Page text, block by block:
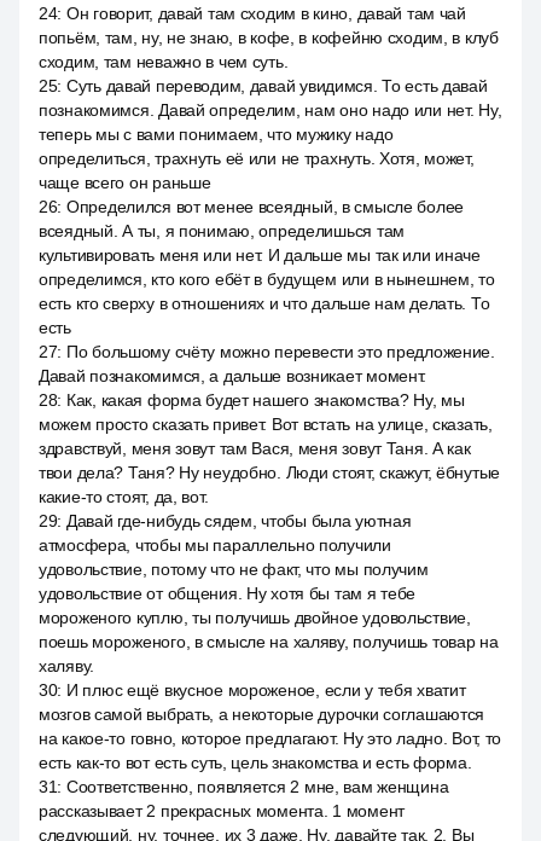
24: Он говорит, давай там сходим в кино, давай там чай
попьём, там, ну, не знаю, в кофе, в кофейню сходим, в клуб
сходим, там неважно в чем суть.
25: Суть давай переводим, давай увидимся. То есть давай
познакомимся. Давай определим, нам оно надо или нет. Ну,
теперь мы с вами понимаем, что мужику надо
определиться, трахнуть её или не трахнуть. Хотя, может,
чаще всего он раньше
26: Определился вот менее всеядный, в смысле более
всеядный. А ты, я понимаю, определишься там
культивировать меня или нет. И дальше мы так или иначе
определимся, кто кого ебёт в будущем или в нынешнем, то
есть кто сверху в отношениях и что дальше нам делать. То
есть
27: По большому счёту можно перевести это предложение.
Давай познакомимся, а дальше возникает момент.
28: Как, какая форма будет нашего знакомства? Ну, мы
можем просто сказать привет. Вот встать на улице, сказать,
здравствуй, меня зовут там Вася, меня зовут Таня. А как
твои дела? Таня? Ну неудобно. Люди стоят, скажут, ёбнутые
какие-то стоят, да, вот.
29: Давай где-нибудь сядем, чтобы была уютная
атмосфера, чтобы мы параллельно получили
удовольствие, потому что не факт, что мы получим
удовольствие от общения. Ну хотя бы там я тебе
мороженого куплю, ты получишь двойное удовольствие,
поешь мороженого, в смысле на халяву, получишь товар на
халяву.
30: И плюс ещё вкусное мороженое, если у тебя хватит
мозгов самой выбрать, а некоторые дурочки соглашаются
на какое-то говно, которое предлагают. Ну это ладно. Вот, то
есть как-то вот есть суть, цель знакомства и есть форма.
31: Соответственно, появляется 2 мне, вам женщина
рассказывает 2 прекрасных момента. 1 момент
следующий, ну, точнее, их 3 даже. Ну, давайте так, 2. Вы